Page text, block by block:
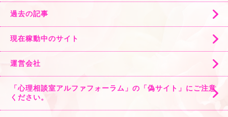
過去の記事
現在稼動中のサイト
運営会社
「心理相談室アルファフォーラム」の「偽サイト」にご注意
ください。